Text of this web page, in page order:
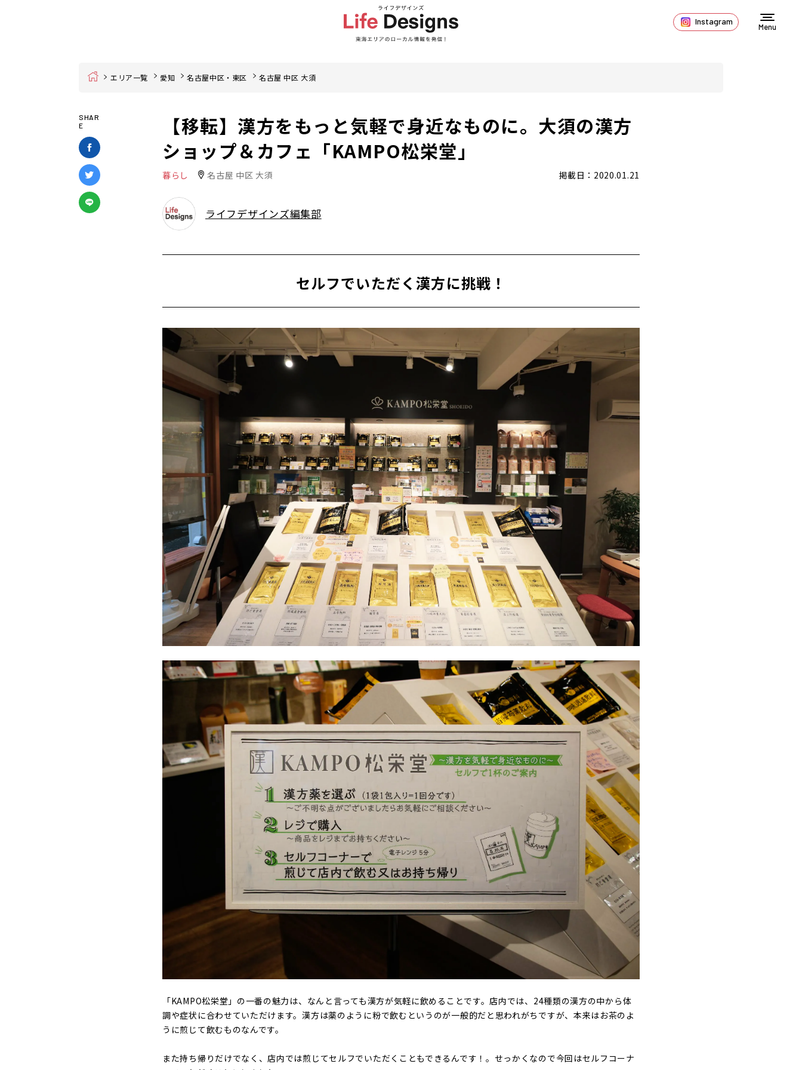
Instagram
Menu
Home エリア一覧 愛知 名古屋中区・東区 名古屋 中区 大須
SHAR
E
【移転】漢方をもっと気軽で身近なものに。大須の漢方
ショップ＆カフェ「KAMPO松栄堂」
暮らし 名古屋 中区 大須 掲載日：2020.01.21
ライフデザインズ編集部
セルフでいただく漢方に挑戦！
「KAMPO松栄堂」の一番の魅力は、なんと言っても漢方が気軽に飲めることです。店内では、24種類の漢方の中から体
調や症状に合わせていただけます。漢方は薬のように粉で飲むというのが一般的だと思われがちですが、本来はお茶のよ
うに煎じて飲むものなんです。
また持ち帰りだけでなく、店内では煎じてセルフでいただくこともできるんです！。せっかくなので今回はセルフコーナ